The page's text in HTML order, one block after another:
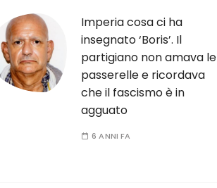
Imperia cosa ci ha
insegnato ‘Boris’. Il
partigiano non amava le
passerelle e ricordava
che il fascismo è in
agguato
6 ANNI FA